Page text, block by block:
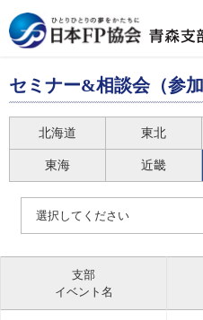
セミナー&相談会（参加
北海道 東北
東海 近畿
選択してください
支部
イベント名